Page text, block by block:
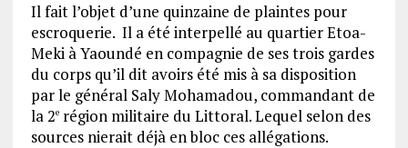
Il fait l’objet d’une quinzaine de plaintes pour
escroquerie. Il a été interpellé au quartier Etoa-
Meki à Yaoundé en compagnie de ses trois gardes
du corps qu’il dit avoirs été mis à sa disposition
par le général Saly Mohamadou, commandant de
la 2erégion militaire du Littoral. Lequel selon des
sources nierait déjà en bloc ces allégations.